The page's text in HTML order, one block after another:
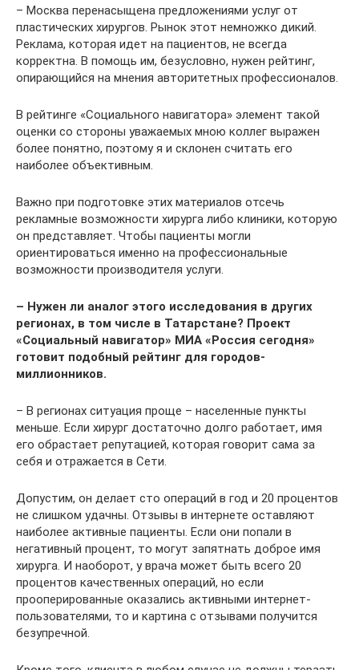
– Москва перенасыщена предложениями услуг от
пластических хирургов. Рынок этот немножко дикий.
Реклама, которая идет на пациентов, не всегда
корректна. В помощь им, безусловно, нужен рейтинг,
опирающийся на мнения авторитетных профессионалов.
В рейтинге «Социального навигатора» элемент такой
оценки со стороны уважаемых мною коллег выражен
более понятно, поэтому я и склонен считать его
наиболее объективным.
Важно при подготовке этих материалов отсечь
рекламные возможности хирурга либо клиники, которую
он представляет. Чтобы пациенты могли
ориентироваться именно на профессиональные
возможности производителя услуги.
– Нужен ли аналог этого исследования в других
регионах, в том числе в Татарстане? Проект
«Социальный навигатор» МИА «Россия сегодня»
готовит подобный рейтинг для городов-
миллионников.
– В регионах ситуация проще – населенные пункты
меньше. Если хирург достаточно долго работает, имя
его обрастает репутацией, которая говорит сама за
себя и отражается в Сети.
Допустим, он делает сто операций в год и 20 процентов
не слишком удачны. Отзывы в интернете оставляют
наиболее активные пациенты. Если они попали в
негативный процент, то могут запятнать доброе имя
хирурга. И наоборот, у врача может быть всего 20
процентов качественных операций, но если
прооперированные оказались активными интернет-
пользователями, то и картина с отзывами получится
безупречной.